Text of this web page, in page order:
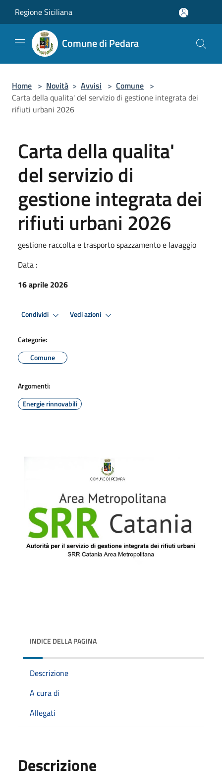
Regione Siciliana
Comune di Pedara
Home > Novità > Avvisi > Comune >
Carta della qualita' del servizio di gestione integrata dei
rifiuti urbani 2026
Carta della qualita'
del servizio di
gestione integrata dei
rifiuti urbani 2026
gestione raccolta e trasporto spazzamento e lavaggio
Data :
16 aprile 2026
Condividi Vedi azioni
Categorie:
Comune
Argomenti:
Energie rinnovabili
INDICE DELLA PAGINA
Descrizione
A cura di
Allegati
Descrizione